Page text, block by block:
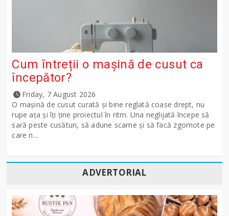
Cum întreții o mașină de cusut ca
începător?
Friday, 7 August 2026
O mașină de cusut curată și bine reglată coase drept, nu
rupe ața și îți ține proiectul în ritm. Una neglijată începe să
sară peste cusături, să adune scame și să facă zgomote pe
care n...
ADVERTORIAL